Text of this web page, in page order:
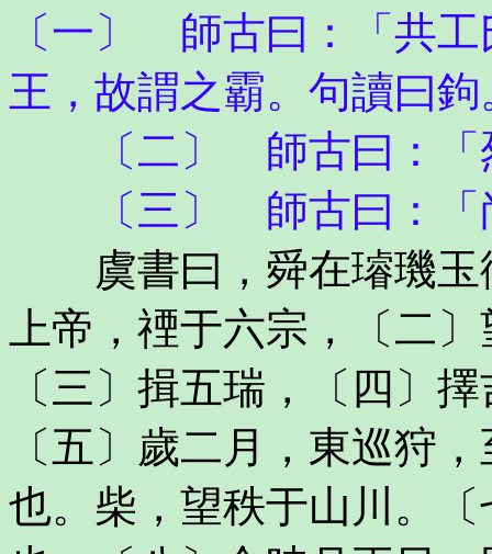
〔一〕 師古曰：「共
王，故謂之霸。句讀曰鉤
〔二〕 師古曰：「
〔三〕 師古曰：「尚
虞書曰，舜在璿璣玉
上帝，禋于六宗，〔二
〔三〕揖五瑞，〔四〕
〔五〕歲二月，東巡狩
也。柴，望秩于山川。